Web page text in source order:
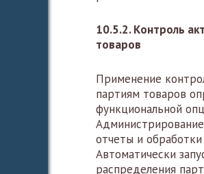
10.5.2. Контроль
товаров
Применение
партиям товаров
функциональной
отчеты и
Автоматически
распределения